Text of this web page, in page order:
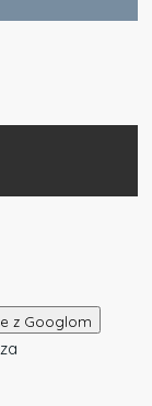
z Googlom